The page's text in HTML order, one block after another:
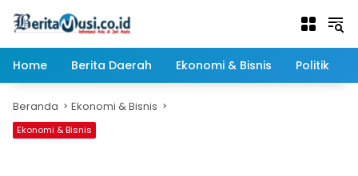
Home
Berita Daerah Ekonomi & Bisnis Politik
Beranda Ekonomi & Bisnis
Ekonomi & Bisnis